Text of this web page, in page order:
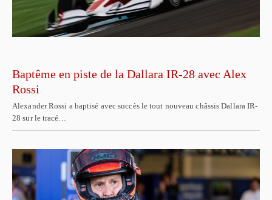
Baptême en piste de la Dallara IR-28 avec Alex
Rossi
Alexander Rossi a baptisé avec succès le tout nouveau châssis Dallara IR-
28 sur le tracé…